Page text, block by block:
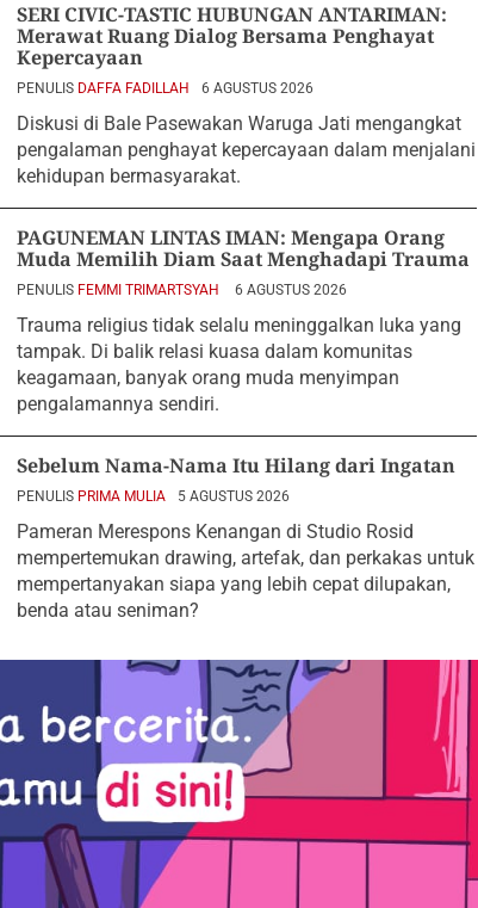
SERI CIVIC-TASTIC HUBUNGAN ANTARIMAN:
Merawat Ruang Dialog Bersama Penghayat
Kepercayaan
PENULIS DAFFA FADILLAH 6 AGUSTUS 2026
Diskusi di Bale Pasewakan Waruga Jati mengangkat
pengalaman penghayat kepercayaan dalam menjalani
kehidupan bermasyarakat.
PAGUNEMAN LINTAS IMAN: Mengapa Orang
Muda Memilih Diam Saat Menghadapi Trauma
PENULIS FEMMI TRIMARTSYAH 6 AGUSTUS 2026
Trauma religius tidak selalu meninggalkan luka yang
tampak. Di balik relasi kuasa dalam komunitas
keagamaan, banyak orang muda menyimpan
pengalamannya sendiri.
Sebelum Nama-Nama Itu Hilang dari Ingatan
PENULIS PRIMA MULIA 5 AGUSTUS 2026
Pameran Merespons Kenangan di Studio Rosid
mempertemukan drawing, artefak, dan perkakas untuk
mempertanyakan siapa yang lebih cepat dilupakan,
benda atau seniman?